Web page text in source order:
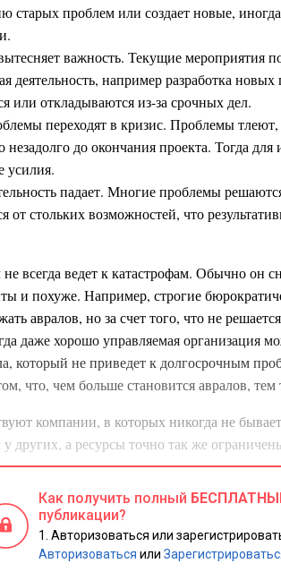
старых проблем или создает новые,
важность. Текущие мероприятия
деятельность, например разработка
или откладываются из-за срочных дел.
переходят в кризис. Проблемы
незадолго до окончания проекта. Тогда
усилия.
падает. Многие проблемы
от стольких возможностей, что
всегда ведет к катастрофам. Обычно он
и похуже. Например, строгие
авралов, но за счет того, что не
даже хорошо управляемая организация
который не приведет к долгосрочным
что, чем больше становится авралов,
компании, в которых никогда не
других, а ресурсы точно так же
прост: в этих компаниях существует
за проблему, если не собираются
В них устанавливают очередность
сроки. И, пожалуй, самое важное — в них
Как получить полный
публикации?
Авторизоваться или
Авторизоваться или